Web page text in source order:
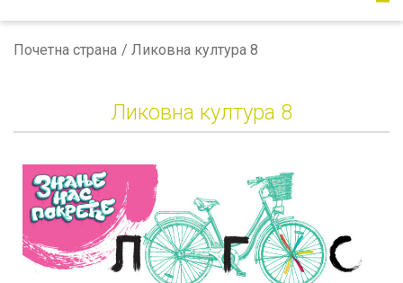
Почетна страна Ликовна култура 8
Ликовна култура 8